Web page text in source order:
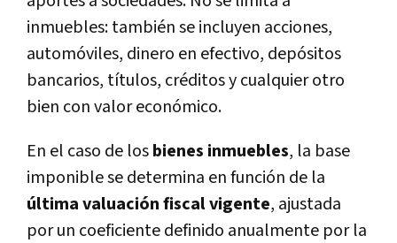
inmuebles: también se incluyen acciones,
automóviles, dinero en efectivo, depósitos
bancarios, títulos, créditos y cualquier otro
bien con valor económico.
En el caso de losbienes inmuebles, la base
imponible se determina en función de la
última valuación fiscal vigente, ajustada
por un coeficiente definido anualmente por la